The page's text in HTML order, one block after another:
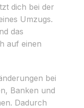
dich bei der
Umzugs.
das
auf einen
bei
Banken und
Dadurch